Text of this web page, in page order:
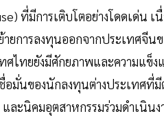
ที่มีการเติบโตอย่างโดดเด่น
ยการลงทุนออกจากประเทศจี
ศไทยยังมีศักยภาพและความแข็ง
อมั่นของนักลงทุนต่างประเทศ
และนิคมอุตสาหกรรมร่วมดำเนิน